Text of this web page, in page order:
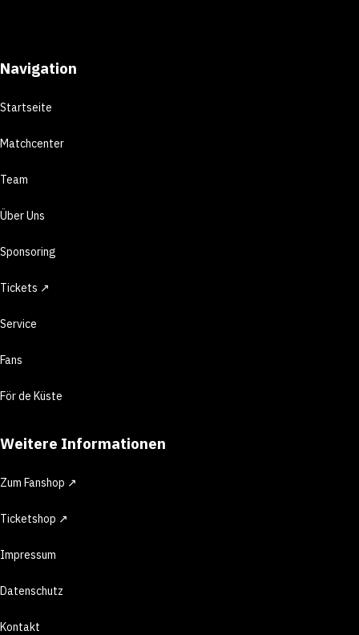
Navigation
Startseite
Matchcenter
Team
Über Uns
Sponsoring
Tickets ↗
Service
Fans
För de Küste
Weitere Informationen
Zum Fanshop ↗
Ticketshop ↗
Impressum
Datenschutz
Kontakt